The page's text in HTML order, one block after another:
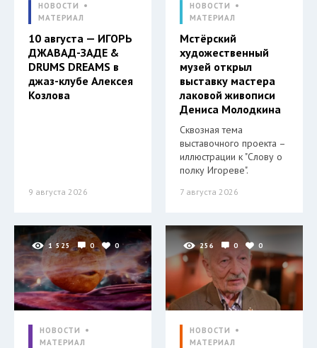
НОВОСТИ
МАТЕРИАЛ
10 августа — ИГОРЬ
ДЖАВАД-ЗАДЕ &
DRUMS DREAMS в
джаз-клубе Алексея
Козлова
9 августа 2026
НОВОСТИ
МАТЕРИАЛ
Мстёрский
художественный
музей открыл
выставку мастера
лаковой живописи
Дениса Молодкина
Сквозная тема
выставочного проекта –
иллюстрации к "Слову о
полку Игореве".
7 августа 2026
1 525 0 0
НОВОСТИ
МАТЕРИАЛ
256 0 0
НОВОСТИ
МАТЕРИАЛ